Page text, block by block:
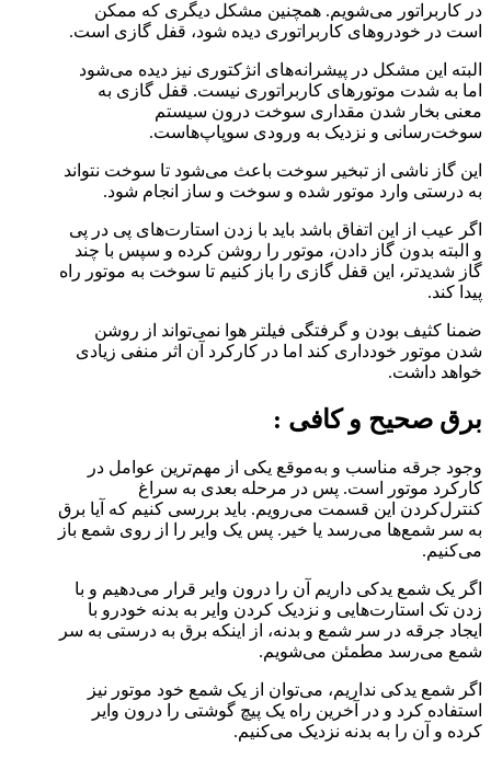
در کاربراتور می‌شویم. همچنین مشکل دیگری که ممکن
است در خودرو‌های کاربراتوری دیده شود، قفل گازی است.
البته این مشکل در پیشرانه‌های انژکتوری نیز دیده می‌شود
اما به شدت موتور‌های کاربراتوری نیست. قفل گازی به
معنی بخار شدن مقداری سوخت درون سیستم
سوخت‌رسانی و نزدیک به ورودی سوپاپ‌هاست.
این گاز ناشی از تبخیر سوخت باعث می‌شود تا سوخت نتواند
به درستی وارد موتور شده و سوخت و ساز انجام شود.
اگر عیب از این اتفاق باشد باید با زدن استارت‌های پی در پی
و البته بدون گاز دادن، موتور را روشن کرده و سپس با چند
گاز شدید‌تر، این قفل گازی را باز کنیم تا سوخت به موتور راه
پیدا کند.
ضمنا کثیف بودن و گرفتگی فیلتر هوا نمی‌تواند از روشن
شدن موتور خودداری کند اما در کارکرد آن اثر منفی زیادی
خواهد داشت.
برق صحیح و کافی :
وجود جرقه مناسب و به‌موقع یکی از مهم‌ترین عوامل در
کارکرد موتور است. پس در مرحله بعدی به سراغ
کنترل‌کردن این قسمت می‌رویم. باید بررسی کنیم که آیا برق
به سر شمع‌ها می‌رسد یا خیر. پس یک وایر را از روی شمع باز
می‌کنیم.
اگر یک شمع یدکی داریم آن را درون وایر قرار می‌دهیم و با
زدن تک استارت‌هایی و نزدیک کردن وایر به بدنه خودرو با
ایجاد جرقه در سر شمع و بدنه، از اینکه برق به درستی به سر
شمع می‌رسد مطمئن می‌شویم.
اگر شمع یدکی نداریم، می‌توان از یک شمع خود موتور نیز
استفاده کرد و در آخرین راه یک پیچ گوشتی را درون وایر
کرده و آن را به بدنه نزدیک می‌کنیم.